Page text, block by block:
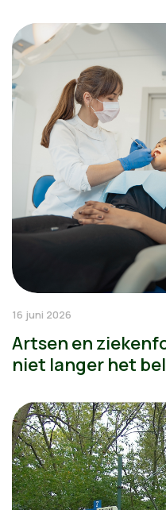
16 juni 2026
Artsen en
niet langer het